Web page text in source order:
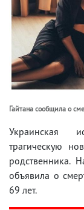
Гайтана сообщила о
Украинская
трагическую
родственника.
объявила о
69 лет.